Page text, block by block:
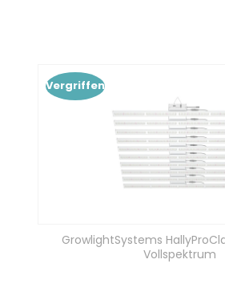
Vergriffen
GrowlightSystems
Vollspektrum